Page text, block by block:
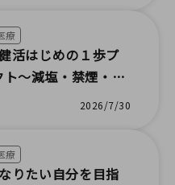
療
活はじめの１歩プ
ト～減塩・禁煙・脱
開催のお知らせ📣
2026/7/30
療
りたい自分を目指